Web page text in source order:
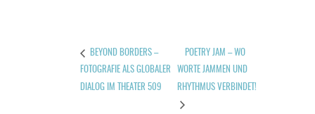
BEYOND BORDERS –
FOTOGRAFIE ALS GLOBALER
DIALOG IM THEATER 509
POETRY JAM – WO
WORTE JAMMEN UND
RHYTHMUS VERBINDET!